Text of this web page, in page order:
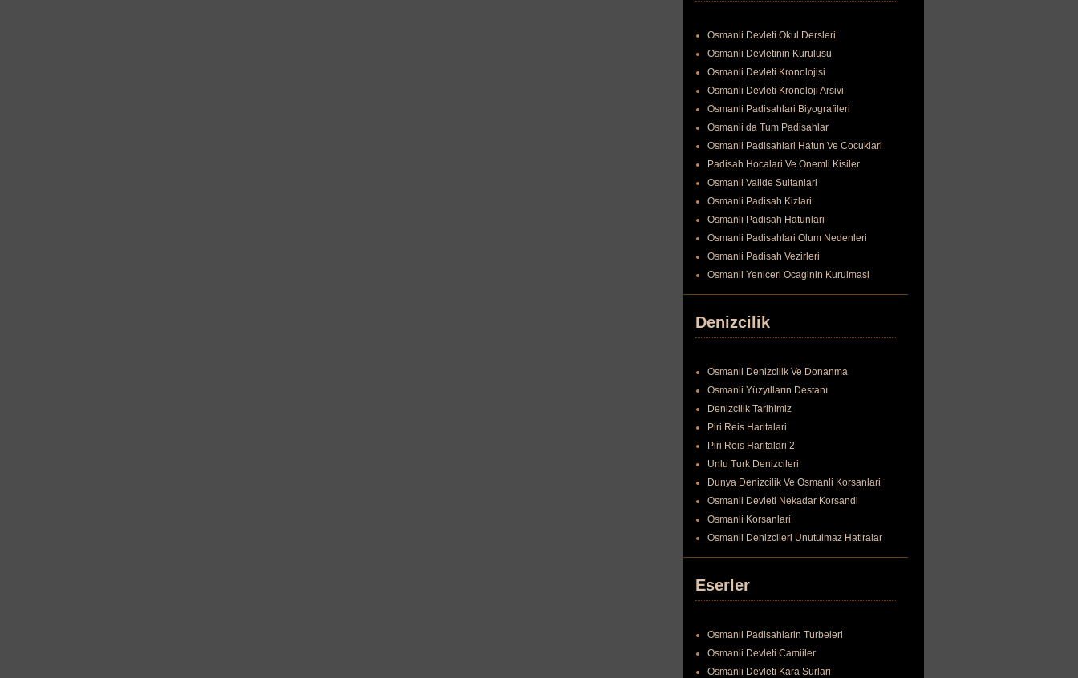
Osmanli Devleti Okul Dersleri
Osmanli Devletinin Kurulusu
Osmanli Devleti Kronolojisi
Osmanli Devleti Kronoloji Arsivi
Osmanli Padisahlari Biyografileri
Osmanli da Tum Padisahlar
Osmanli Padisahlari Hatun Ve Cocuklari
Padisah Hocalari Ve Onemli Kisiler
Osmanli Valide Sultanlari
Osmanli Padisah Kizlari
Osmanli Padisah Hatunlari
Osmanli Padisahlari Olum Nedenleri
Osmanli Padisah Vezirleri
Osmanli Yeniceri Ocaginin Kurulmasi
Denizcilik
Osmanli Denizcilik Ve Donanma
Osmanli Yüzyılların Destanı
Denizcilik Tarihimiz
Piri Reis Haritalari
Piri Reis Haritalari 2
Unlu Turk Denizcileri
Dunya Denizcilik Ve Osmanli Korsanlari
Osmanli Devleti Nekadar Korsandi
Osmanli Korsanlari
Osmanli Denizcileri Unutulmaz Hatiralar
Eserler
Osmanli Padisahlarin Turbeleri
Osmanli Devleti Camiiler
Osmanli Devleti Kara Surlari